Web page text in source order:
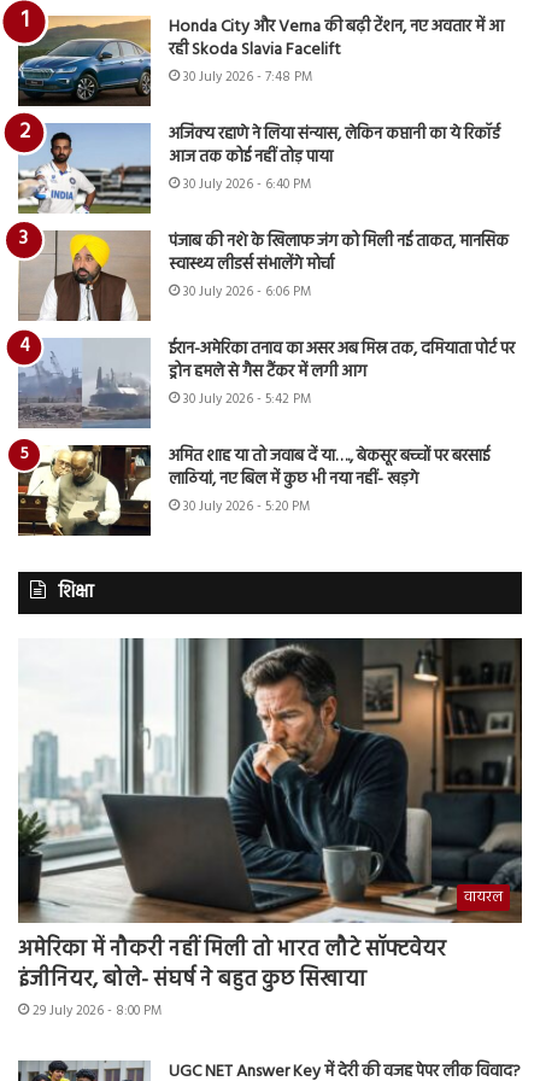
Honda City और Verna की बढ़ी टेंशन, नए अवतार में आ
रही Skoda Slavia Facelift
30 July 2026 - 7:48 PM
अजिंक्य रहाणे ने लिया संन्यास, लेकिन कप्तानी का ये रिकॉर्ड
आज तक कोई नहीं तोड़ पाया
30 July 2026 - 6:40 PM
पंजाब की नशे के खिलाफ जंग को मिली नई ताकत, मानसिक
स्वास्थ्य लीडर्स संभालेंगे मोर्चा
30 July 2026 - 6:06 PM
ईरान-अमेरिका तनाव का असर अब मिस्र तक, दमियाता पोर्ट पर
ड्रोन हमले से गैस टैंकर में लगी आग
30 July 2026 - 5:42 PM
अमित शाह या तो जवाब दें या…., बेकसूर बच्चों पर बरसाई
लाठियां, नए बिल में कुछ भी नया नहीं- खड़गे
30 July 2026 - 5:20 PM
शिक्षा
वायरल
अमेरिका में नौकरी नहीं मिली तो भारत लौटे सॉफ्टवेयर
इंजीनियर, बोले- संघर्ष ने बहुत कुछ सिखाया
29 July 2026 - 8:00 PM
UGC NET Answer Key में देरी की वजह पेपर लीक विवाद?